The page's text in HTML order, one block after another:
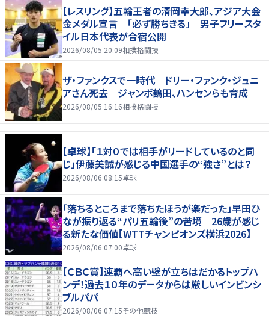
【レスリング】五輪王者の清岡幸大郎、アジア大会
金メダル宣言 「必ず勝ちきる」 男子フリースタ
イル日本代表が合宿公開
2026/08/05 20:09相撲格闘技
ザ・ファンクスで一時代 ドリー・ファンク・ジュニ
アさん死去 ジャンボ鶴田、ハンセンらも育成
2026/08/05 16:16相撲格闘技
【卓球】「１対０では相手がリードしているのと同
じ」伊藤美誠が感じる中国選手の“強さ”とは？
2026/08/06 08:15卓球
「落ちるところまで落ちたほうが楽だった」早田ひ
なが振り返る“パリ五輪後”の苦境 26歳が感じ
る新たな価値【WTTチャンピオンズ横浜2026】
2026/08/06 07:00卓球
【ＣＢＣ賞】連覇へ高い壁が立ちはだかるトップハ
ンデ！過去１０年のデータからは厳しいインビンシ
ブルパパ
2026/08/06 07:15その他競技